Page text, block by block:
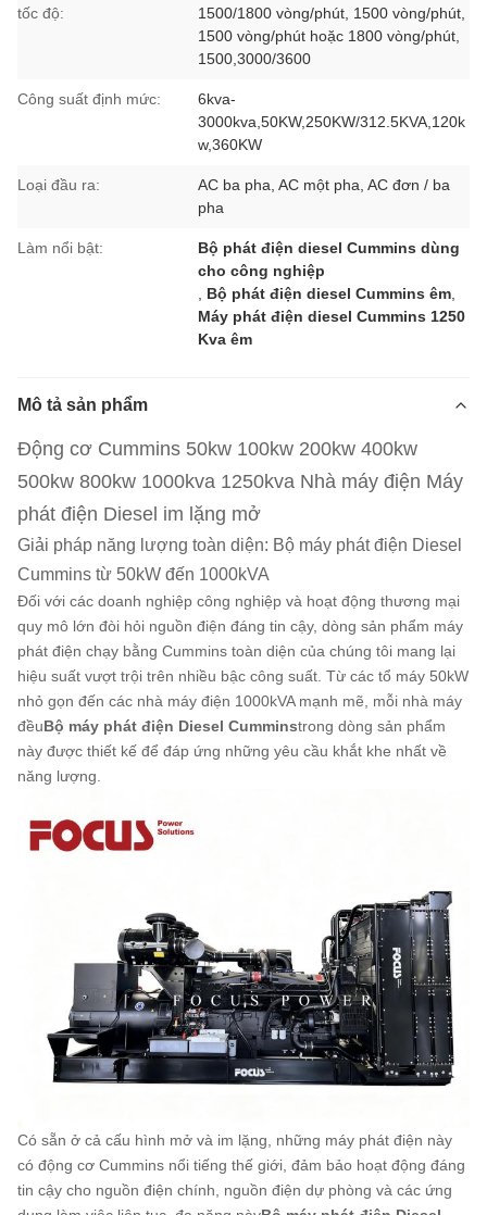
tốc độ:
1500/1800 vòng/phút, 1500 vòng/phút,
1500 vòng/phút hoặc 1800 vòng/phút,
1500,3000/3600
Công suất định mức:
6kva-
3000kva,50KW,250KW/312.5KVA,120k
w,360KW
Loại đầu ra:
AC ba pha, AC một pha, AC đơn / ba
pha
Làm nổi bật:
Bộ phát điện diesel Cummins dùng
cho công nghiệp
Bộ phát điện diesel Cummins êm
Máy phát điện diesel Cummins 1250
Kva êm
Mô tả sản phẩm
Động cơ Cummins 50kw 100kw 200kw 400kw
500kw 800kw 1000kva 1250kva Nhà máy điện Máy
phát điện Diesel im lặng mở
Giải pháp năng lượng toàn diện: Bộ máy phát điện Diesel
Cummins từ 50kW đến 1000kVA
Đối với các doanh nghiệp công nghiệp và hoạt động thương mại
quy mô lớn đòi hỏi nguồn điện đáng tin cậy, dòng sản phẩm máy
phát điện chạy bằng Cummins toàn diện của chúng tôi mang lại
hiệu suất vượt trội trên nhiều bậc công suất. Từ các tổ máy 50kW
nhỏ gọn đến các nhà máy điện 1000kVA mạnh mẽ, mỗi nhà máy
đềuBộ máy phát điện Diesel Cumminstrong dòng sản phẩm
này được thiết kế để đáp ứng những yêu cầu khắt khe nhất về
năng lượng.
Có sẵn ở cả cấu hình mở và im lặng, những máy phát điện này
có động cơ Cummins nổi tiếng thế giới, đảm bảo hoạt động đáng
tin cậy cho nguồn điện chính, nguồn điện dự phòng và các ứng